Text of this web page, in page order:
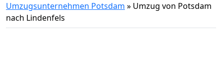
Umzugsunternehmen Potsdam » Umzug von Potsdam
nach Lindenfels